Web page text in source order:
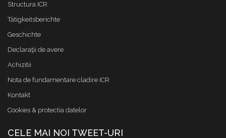
Structura ICR
Tätigkeitsberichte
Geschichte
Declaraţii de avere
Achizitii
Nota de fundamentare cladire ICR
Kontakt
Cookies & protectia datelor
CELE MAI NOI TWEET-URI